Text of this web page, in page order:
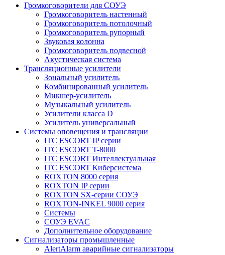
Громкоговорители для СОУЭ
Громкоговоритель настенный
Громкоговоритель потолочный
Громкоговоритель рупорный
Звуковая колонна
Громкоговоритель подвесной
Акустическая система
Трансляционные усилители
Зональный усилитель
Комбинированный усилитель
Микшер-усилитель
Музыкальный усилитель
Усилители класса D
Усилитель универсальный
Системы оповещения и трансляции
ITC ESCORT IP серии
ITC ESCORT T-8000
ITC ESCORT Интеллектуальная
ITC ESCORT Киберсистема
ROXTON 8000 серия
ROXTON IP серии
ROXTON SX-серии СОУЭ
ROXTON-INKEL 9000 серия
Системы
СОУЭ EVAC
Дополнительное оборудование
Сигнализаторы промышленные
AlertAlarm аварийные сигнализаторы